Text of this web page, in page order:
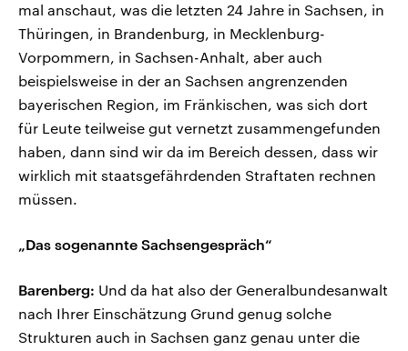
mal anschaut, was die letzten 24 Jahre in Sachsen, in
Thüringen, in Brandenburg, in Mecklenburg-
Vorpommern, in Sachsen-Anhalt, aber auch
beispielsweise in der an Sachsen angrenzenden
bayerischen Region, im Fränkischen, was sich dort
für Leute teilweise gut vernetzt zusammengefunden
haben, dann sind wir da im Bereich dessen, dass wir
wirklich mit staatsgefährdenden Straftaten rechnen
müssen.
„Das sogenannte Sachsengespräch“
Barenberg: Und da hat also der Generalbundesanwalt
nach Ihrer Einschätzung Grund genug solche
Strukturen auch in Sachsen ganz genau unter die